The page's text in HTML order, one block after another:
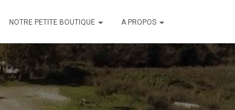
NOTRE PETITE BOUTIQUE A PROPOS